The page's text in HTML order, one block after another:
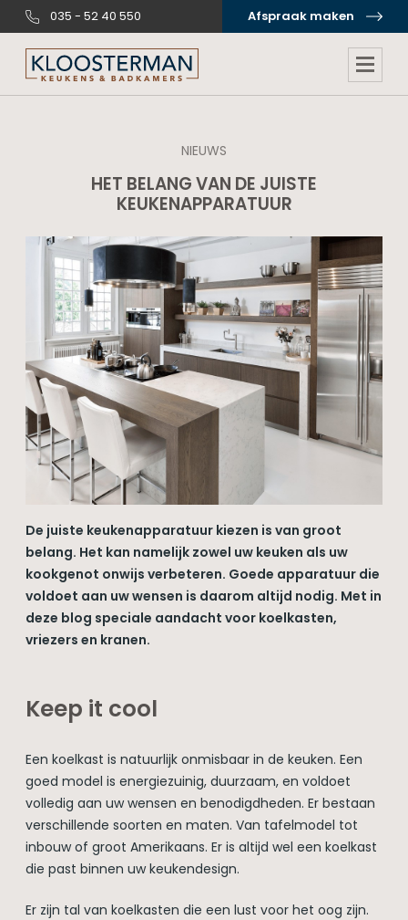
035 - 52 40 550 Afspraak maken
NIEUWS
HET BELANG VAN DE JUISTE
KEUKENAPPARATUUR
De juiste keukenapparatuur kiezen is van groot
belang. Het kan namelijk zowel uw keuken als uw
kookgenot onwijs verbeteren. Goede apparatuur die
voldoet aan uw wensen is daarom altijd nodig. Met in
deze blog speciale aandacht voor koelkasten,
vriezers en kranen.
Keep it cool
Een koelkast is natuurlijk onmisbaar in de keuken. Een
goed model is energiezuinig, duurzaam, en voldoet
volledig aan uw wensen en benodigdheden. Er bestaan
verschillende soorten en maten. Van tafelmodel tot
inbouw of groot Amerikaans. Er is altijd wel een koelkast
die past binnen uw keukendesign.
Er zijn tal van koelkasten die een lust voor het oog zijn.